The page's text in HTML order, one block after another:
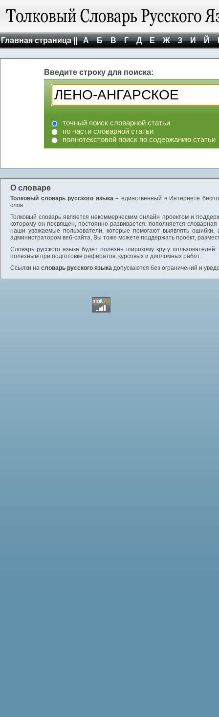
Главная страница || А Б В Г Д Е Ж З И Й
Введите строку для поиска:
точный поиск словарной статьи
по части словарной статьи
полнотекстовой поиск по содержанию статьи
О словаре
Толковый словарь русского языка– единственный в Интернете
слов.
Толковый словарь является некоммерческим онлайн проектом и
которому он посвящен, постоянно развивается: пополняется
наши уважаемые пользователи, которые помогают выявлять
администратором веб-сайта, Вы тоже можете поддержать проект,
Словарь русского языка будет полезен широкому кругу
полезным при подготовке рефератов, курсовых и дипломных работ.
Ссылки на словарь русского языка допускаются без ограничений и